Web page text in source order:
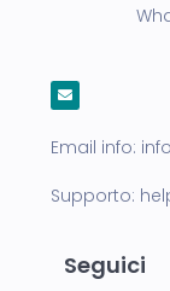
Email info:
Supporto:
Seguici